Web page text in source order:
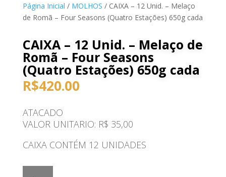
Página Inicial / MOLHOS / CAIXA – 12 Unid. – Melaço
de Romã – Four Seasons (Quatro Estações) 650g cada
CAIXA – 12 Unid. – Melaço de
Romã – Four Seasons
(Quatro Estações) 650g cada
R$420.00
ATACADO
VALOR UNITARIO: R$ 35,00
CAIXA CONTÉM 12 UNIDADES